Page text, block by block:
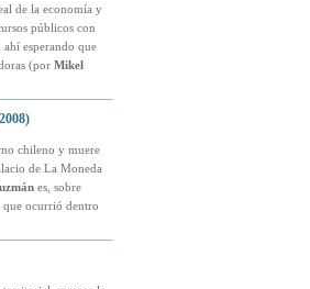
de la economía y
públicos con
esperando que
(por Mikel
chileno y muere
de La Moneda
es, sobre
que ocurrió dentro